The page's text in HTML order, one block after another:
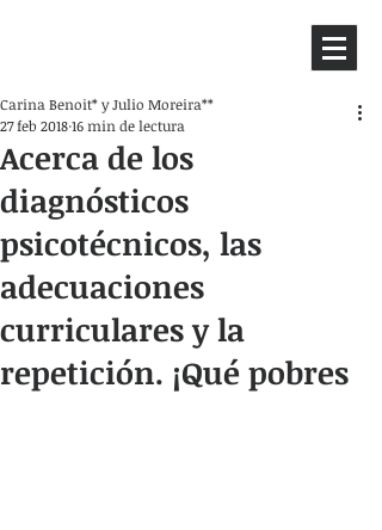
Acerca de los
diagnósticos
psicotécnicos, las
adecuaciones
curriculares y la
repetición. ¡Qué pobres
Carina Benoit* y Julio Moreira**
27 feb 201816 min de lectura